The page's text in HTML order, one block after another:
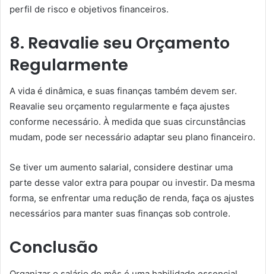
perfil de risco e objetivos financeiros.
8. Reavalie seu Orçamento
Regularmente
A vida é dinâmica, e suas finanças também devem ser.
Reavalie seu orçamento regularmente e faça ajustes
conforme necessário. À medida que suas circunstâncias
mudam, pode ser necessário adaptar seu plano financeiro.
Se tiver um aumento salarial, considere destinar uma
parte desse valor extra para poupar ou investir. Da mesma
forma, se enfrentar uma redução de renda, faça os ajustes
necessários para manter suas finanças sob controle.
Conclusão